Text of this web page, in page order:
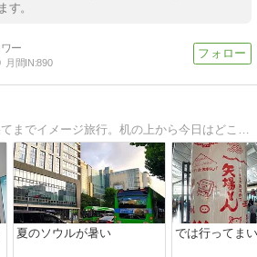
す。
月間IN:890
夏のソウルが暑い では行ってま